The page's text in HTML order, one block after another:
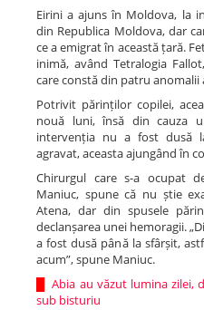
Eirini a ajuns în Moldova, la
din Republica Moldova, dar
ce a emigrat în această țară.
inimă, având Tetralogia
care constă din patru anomalii
Potrivit părinților copilei,
nouă luni, însă din cauza
intervenția nu a fost dusă
agravat, aceasta ajungând în
Chirurgul care s-a ocupat
Maniuc, spune că nu știe
Atena, dar din spusele
declanșarea unei hemoragii.
a fost dusă până la sfârșit,
acum”, spune Maniuc.
Abia au văzut lumina zilei,
sub bisturiu